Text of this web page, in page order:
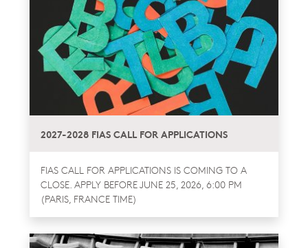
2027-2028 FIAS CALL FOR APPLICATIONS
FIAS CALL FOR APPLICATIONS IS COMING TO A
CLOSE. APPLY BEFORE JUNE 25, 2026, 6:00 PM
(PARIS, FRANCE TIME)